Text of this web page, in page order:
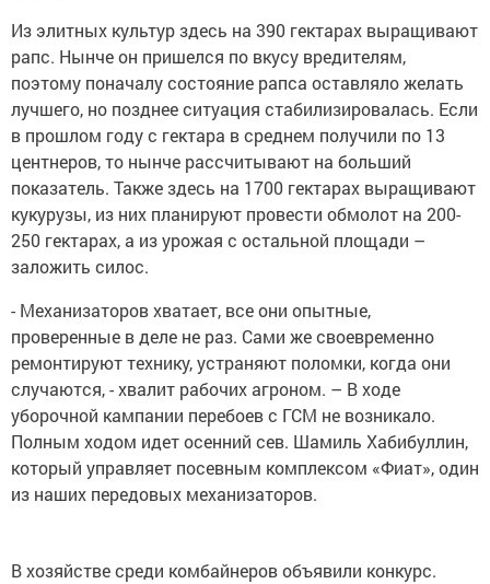
Из элитных культур здесь на 390 гектарах выращивают
рапс. Нынче он пришелся по вкусу вредителям,
поэтому поначалу состояние рапса оставляло желать
лучшего, но позднее ситуация стабилизировалась. Если
в прошлом году с гектара в среднем получили по 13
центнеров, то нынче рассчитывают на больший
показатель. Также здесь на 1700 гектарах выращивают
кукурузы, из них планируют провести обмолот на 200-
250 гектарах, а из урожая с остальной площади –
заложить силос.
- Механизаторов хватает, все они опытные,
проверенные в деле не раз. Сами же своевременно
ремонтируют технику, устраняют поломки, когда они
случаются, - хвалит рабочих агроном. – В ходе
уборочной кампании перебоев с ГСМ не возникало.
Полным ходом идет осенний сев. Шамиль Хабибуллин,
который управляет посевным комплексом «Фиат», один
из наших передовых механизаторов.
В хозяйстве среди комбайнеров объявили конкурс.